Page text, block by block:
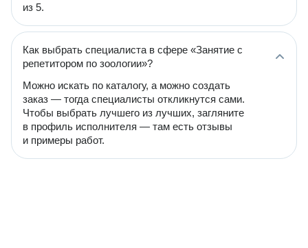
из 5.
Как выбрать специалиста в сфере «Занятие с
репетитором по зоологии»?
Можно искать по каталогу, а можно создать
заказ — тогда специалисты откликнутся сами.
Чтобы выбрать лучшего из лучших, загляните
в профиль исполнителя — там есть отзывы
и примеры работ.